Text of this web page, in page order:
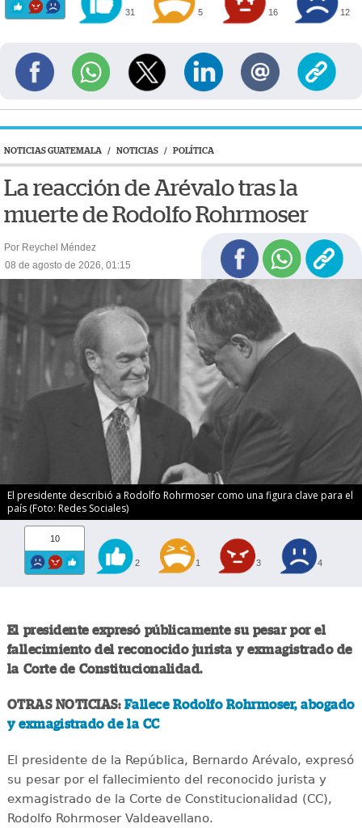
31 5 16 12
NOTICIAS GUATEMALA / NOTICIAS / POLÍTICA
La reacción de Arévalo tras la
muerte de Rodolfo Rohrmoser
Por Reychel Méndez
08 de agosto de 2026, 01:15
El presidente describió a Rodolfo Rohrmoser como una figura clave para el
país (Foto: Redes Sociales)
10
2 1 3 4
El presidente expresó públicamente su pesar por el
fallecimiento del reconocido jurista y exmagistrado de
la Corte de Constitucionalidad.
OTRAS NOTICIAS: Fallece Rodolfo Rohrmoser, abogado
y exmagistrado de la CC
El presidente de la República, Bernardo Arévalo, expresó
su pesar por el fallecimiento del reconocido jurista y
exmagistrado de la Corte de Constitucionalidad (CC),
Rodolfo Rohrmoser Valdeavellano.